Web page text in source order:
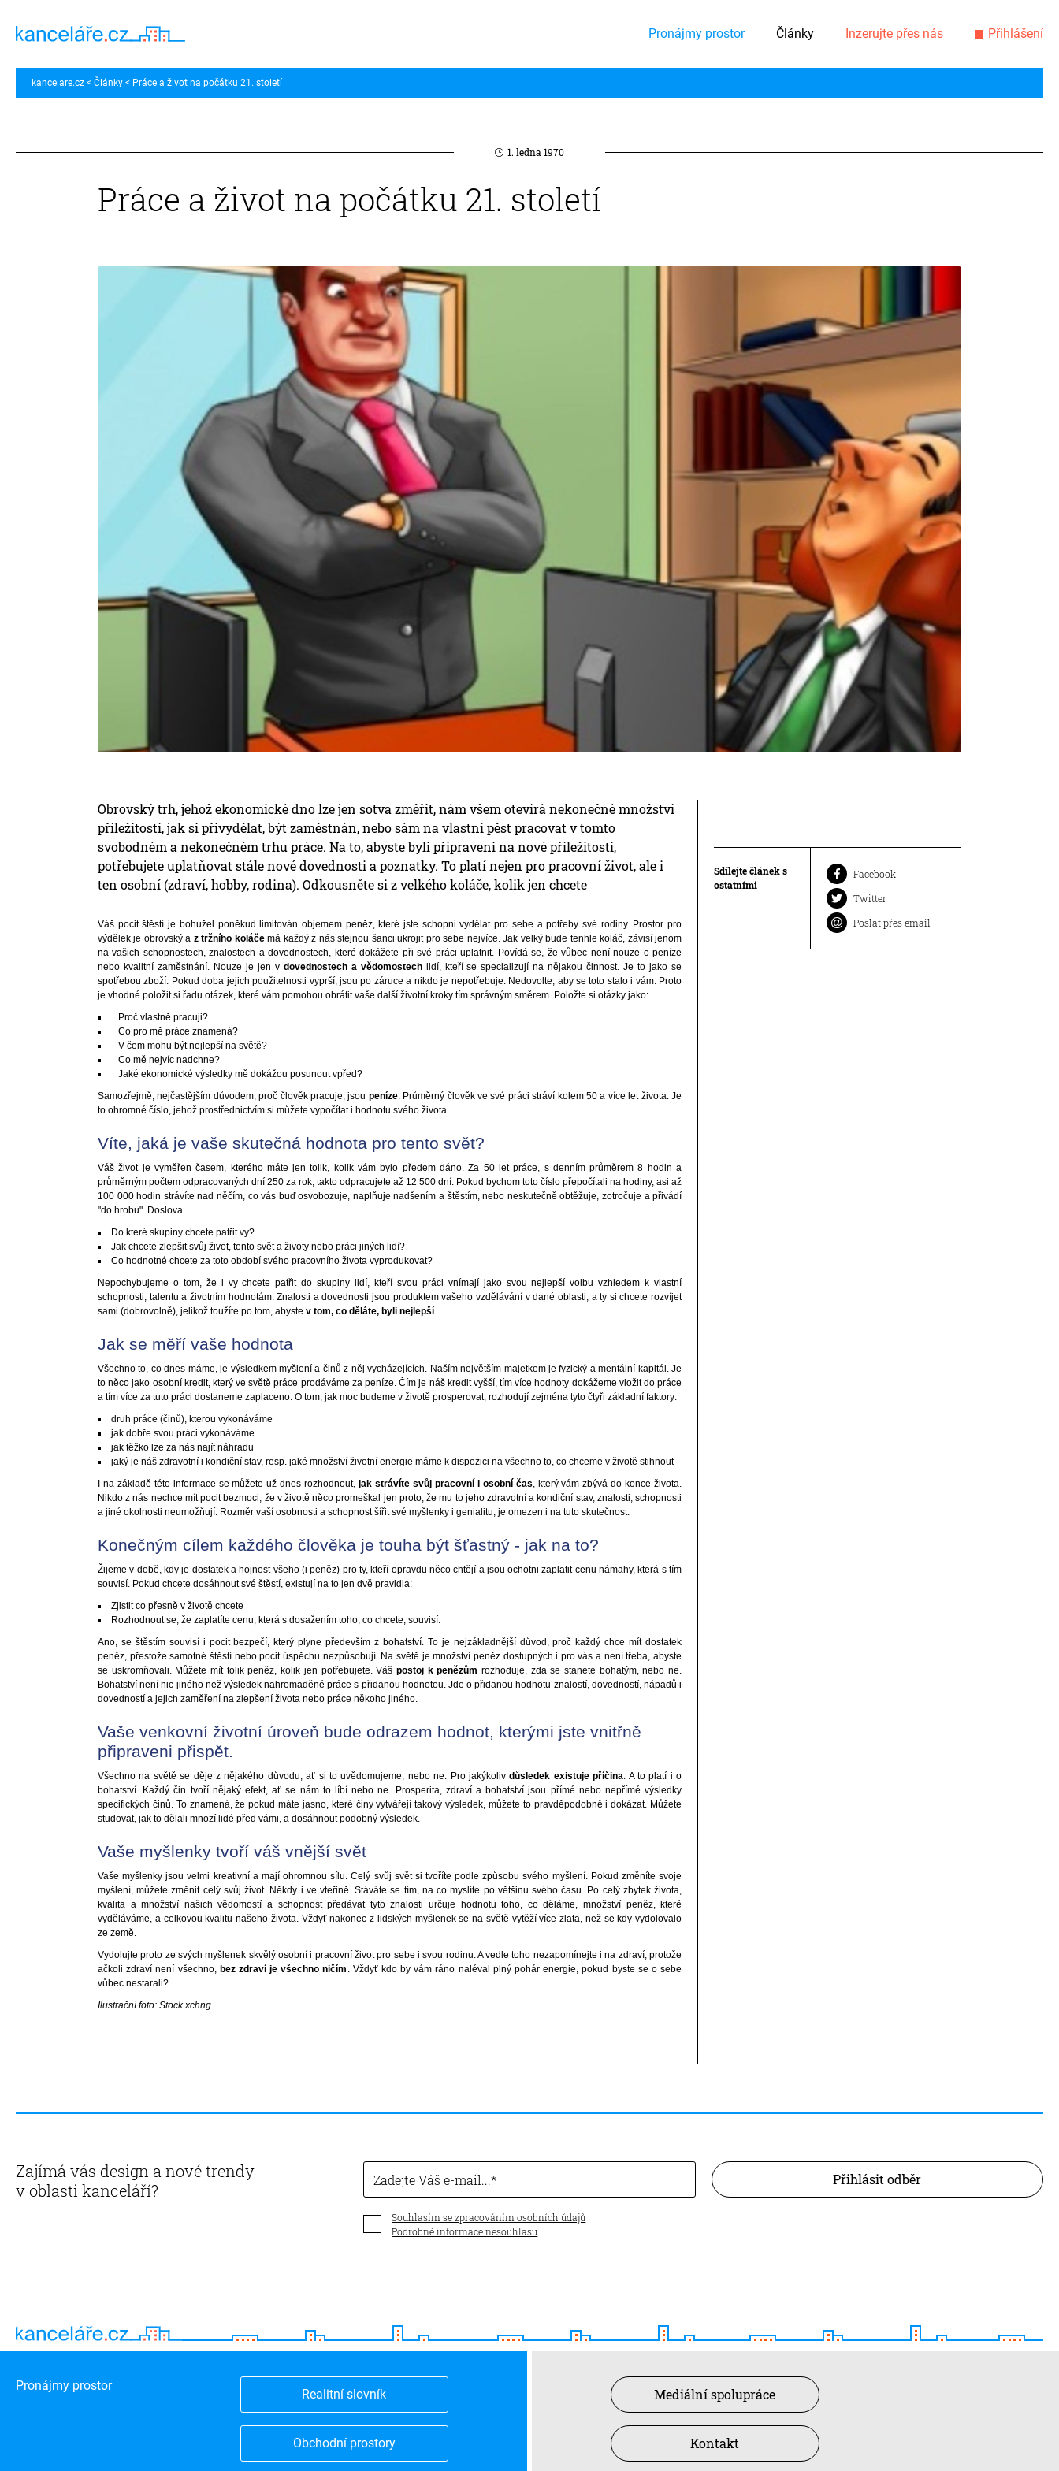
Pronájmy prostor Články Inzerujte přes nás Přihlášení
kancelare.cz Články Práce a život na počátku 21. století
1. ledna 1970
Práce a život na počátku 21. století
Obrovský trh, jehož ekonomické dno lze jen sotva změřit, nám všem otevírá nekonečné množství
příležitostí, jak si přivydělat, být zaměstnán, nebo sám na vlastní pěst pracovat v tomto
svobodném a nekonečném trhu práce. Na to, abyste byli připraveni na nové příležitosti,
potřebujete uplatňovat stále nové dovednosti a poznatky. To platí nejen pro pracovní život, ale i
ten osobní (zdraví, hobby, rodina). Odkousněte si z velkého koláče, kolik jen chcete
Váš pocit štěstí je bohužel poněkud limitován objemem peněz, které jste schopni vydělat pro sebe a potřeby své rodiny. Prostor pro
výdělek je obrovský a z tržního koláčemá každý z nás stejnou šanci ukrojit pro sebe nejvíce. Jak velký bude tenhle koláč, závisí jenom
na vašich schopnostech, znalostech a dovednostech, které dokážete při své práci uplatnit. Povídá se, že vůbec není nouze o peníze
nebo kvalitní zaměstnání. Nouze je jen v dovednostech a vědomostechlidí, kteří se specializují na nějakou činnost. Je to jako se
spotřebou zboží. Pokud doba jejich použitelnosti vyprší, jsou po záruce a nikdo je nepotřebuje. Nedovolte, aby se toto stalo i vám. Proto
je vhodné položit si řadu otázek, které vám pomohou obrátit vaše další životní kroky tím správným směrem. Položte si otázky jako:
Proč vlastně pracuji?
Co pro mě práce znamená?
V čem mohu být nejlepší na světě?
Co mě nejvíc nadchne?
Jaké ekonomické výsledky mě dokážou posunout vpřed?
Samozřejmě, nejčastějším důvodem, proč člověk pracuje, jsou peníze. Průměrný člověk ve své práci stráví kolem 50 a více let života. Je
to ohromné číslo, jehož prostřednictvím si můžete vypočítat i hodnotu svého života.
Víte, jaká je vaše skutečná hodnota pro tento svět?
Váš život je vyměřen časem, kterého máte jen tolik, kolik vám bylo předem dáno. Za 50 let práce, s denním průměrem 8 hodin a
průměrným počtem odpracovaných dní 250 za rok, takto odpracujete až 12 500 dní. Pokud bychom toto číslo přepočítali na hodiny, asi až
100 000 hodin strávíte nad něčím, co vás buď osvobozuje, naplňuje nadšením a štěstím, nebo neskutečně obtěžuje, zotročuje a přivádí
"do hrobu". Doslova.
Do které skupiny chcete patřit vy?
Jak chcete zlepšit svůj život, tento svět a životy nebo práci jiných lidí?
Co hodnotné chcete za toto období svého pracovního života vyprodukovat?
Nepochybujeme o tom, že i vy chcete patřit do skupiny lidí, kteří svou práci vnímají jako svou nejlepší volbu vzhledem k vlastní
schopnosti, talentu a životním hodnotám. Znalosti a dovednosti jsou produktem vašeho vzdělávání v dané oblasti, a ty si chcete rozvíjet
sami (dobrovolně), jelikož toužíte po tom, abyste v tom, co děláte, byli nejlepší
Jak se měří vaše hodnota
Všechno to, co dnes máme, je výsledkem myšlení a činů z něj vycházejících. Naším největším majetkem je fyzický a mentální kapitál. Je
to něco jako osobní kredit, který ve světě práce prodáváme za peníze. Čím je náš kredit vyšší, tím více hodnoty dokážeme vložit do práce
a tím více za tuto práci dostaneme zaplaceno. O tom, jak moc budeme v životě prosperovat, rozhodují zejména tyto čtyři základní faktory:
druh práce (činů), kterou vykonáváme
jak dobře svou práci vykonáváme
jak těžko lze za nás najít náhradu
jaký je náš zdravotní i kondiční stav, resp. jaké množství životní energie máme k dispozici na všechno to, co chceme v životě stihnout
I na základě této informace se můžete už dnes rozhodnout,jak strávíte svůj pracovní i osobní čas , který vám zbývá do konce života.
Nikdo z nás nechce mít pocit bezmoci, že v životě něco promeškal jen proto, že mu to jeho zdravotní a kondiční stav, znalosti, schopnosti
a jiné okolnosti neumožňují. Rozměr vaší osobnosti a schopnost šířit své myšlenky i genialitu, je omezen i na tuto skutečnost.
Konečným cílem každého člověka je touha být šťastný - jak na to?
Žijeme v době, kdy je dostatek a hojnost všeho (i peněz) pro ty, kteří opravdu něco chtějí a jsou ochotni zaplatit cenu námahy, která s tím
souvisí. Pokud chcete dosáhnout své štěstí, existují na to jen dvě pravidla:
Zjistit co přesně v životě chcete
Rozhodnout se, že zaplatíte cenu, která s dosažením toho, co chcete, souvisí.
Ano, se štěstím souvisí i pocit bezpečí, který plyne především z bohatství. To je nejzákladnější důvod, proč každý chce mít dostatek
peněz, přestože samotné štěstí nebo pocit úspěchu nezpůsobují. Na světě je množství peněz dostupných i pro vás a není třeba, abyste
se uskromňovali. Můžete mít tolik peněz, kolik jen potřebujete. Váš postoj k penězům rozhoduje, zda se stanete bohatým, nebo ne.
Bohatství není nic jiného než výsledek nahromaděné práce s přidanou hodnotou. Jde o přidanou hodnotu znalostí, dovedností, nápadů i
dovedností a jejich zaměření na zlepšení života nebo práce někoho jiného.
Vaše venkovní životní úroveň bude odrazem hodnot, kterými jste vnitřně
připraveni přispět.
Všechno na světě se děje z nějakého důvodu, ať si to uvědomujeme, nebo ne. Pro jakýkolivdůsledek existuje příčina . A to platí i o
bohatství. Každý čin tvoří nějaký efekt, ať se nám to líbí nebo ne. Prosperita, zdraví a bohatství jsou přímé nebo nepřímé výsledky
specifických činů. To znamená, že pokud máte jasno, které činy vytvářejí takový výsledek, můžete to pravděpodobně i dokázat. Můžete
studovat, jak to dělali mnozí lidé před vámi, a dosáhnout podobný výsledek.
Vaše myšlenky tvoří váš vnější svět
Vaše myšlenky jsou velmi kreativní a mají ohromnou sílu. Celý svůj svět si tvoříte podle způsobu svého myšlení. Pokud změníte svoje
myšlení, můžete změnit celý svůj život. Někdy i ve vteřině. Stáváte se tím, na co myslíte po většinu svého času. Po celý zbytek života,
kvalita a množství našich vědomostí a schopnost předávat tyto znalosti určuje hodnotu toho, co děláme, množství peněz, které
vyděláváme, a celkovou kvalitu našeho života. Vždyť nakonec z lidských myšlenek se na světě vytěží více zlata, než se kdy vydolovalo
ze země.
Vydolujte proto ze svých myšlenek skvělý osobní i pracovní život pro sebe i svou rodinu. A vedle toho nezapomínejte i na zdraví, protože
ačkoli zdraví není všechno, bez zdraví je všechno ničím
. Vždyť kdo by vám ráno naléval plný pohár energie, pokud byste se o sebe
vůbec nestarali?
Ilustrační foto: Stock.xchng
Sdílejte článek s
ostatními
Facebook
Twitter
Poslat přes email
Zajímá vás design a nové trendy
v oblasti kanceláří?
Zadejte Váš e-mail...
Souhlasím se zpracováním osobních údajů
Podrobné informace nesouhlasu
Přihlásit odběr
Pronájmy prostor
Realitní slovník
Obchodní prostory
Mediální spolupráce
Kontakt